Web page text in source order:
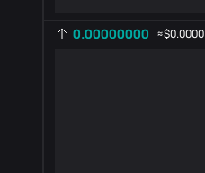
0.00000000 ≈$0.0000